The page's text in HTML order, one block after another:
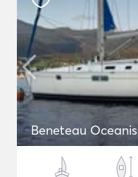
Beneteau Oceanis